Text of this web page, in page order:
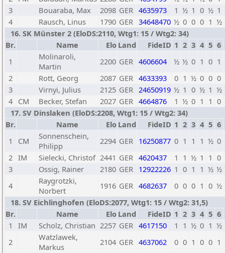
3
Bouaraba, Max 2098 GER 4635973 1 ½ 1 0 ½ 1
4
Rausch, Linus 1790 GER 34648470 ½ 0 0 0 1 ½
16. SK Münster 2 (EloDS:2110, Wtg1: 15 / Wtg2: 34)
Br.
Name Elo Land FideID 1 2 3 4 5 6
1
Molinaroli,
Martin
2200 GER 4606604 ½ ½ 0 1 0 1
2
Rott, Georg 2087 GER 4633393 0 1 ½ 0 0 0
3
Virnyi, Julius 2125 GER 24650919 ½ 1 0 ½ 1 ½
4 CM Becker, Stefan 2027 GER 4664876 1 ½ 0 1 1 0
17. SV Dinslaken (EloDS:2208, Wtg1: 15 / Wtg2: 34)
Br.
Name Elo Land FideID 1 2 3 4 5 6
1
CM
Sonnenschein,
Philipp
2294 GER 16250877 0 1 1 1 ½ 0
2 IM Sielecki, Christof 2441 GER 4620437 1 1 ½ 1 1 0
3
Ossig, Rainer 2180 GER 12922226 1 0 1 1 ½ ½
4
Raygrotzki,
Norbert
1916 GER 4682637 0 0 0 1 0 ½
18. SV Eichlinghofen (EloDS:2077, Wtg1: 15 / Wtg2: 31,5)
Br.
Name Elo Land FideID 1 2 3 4 5 6
1
IM Scholz, Christian 2257 GER 4617150 1 1 ½ 0 1 ½
2
Watzlawek,
Markus
2104 GER 4637062 0 0 1 0 0 1